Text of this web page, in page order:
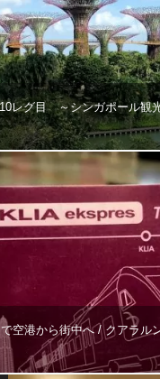
レグ目 ～シンガポール観
空港から街中へ / クアラル